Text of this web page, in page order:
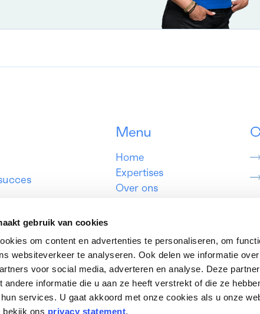
gebruik van cookies
om content en advertenties te personaliseren, om
websiteverkeer te analyseren. Ook delen we informatie
voor social media, adverteren en analyse. Deze
andere informatie die u aan ze heeft verstrekt of die ze
services. U gaat akkoord met onze cookies als u onze
bekijk ons privacy statement.
Menu
Home
Expertises
Over ons
Werken bij